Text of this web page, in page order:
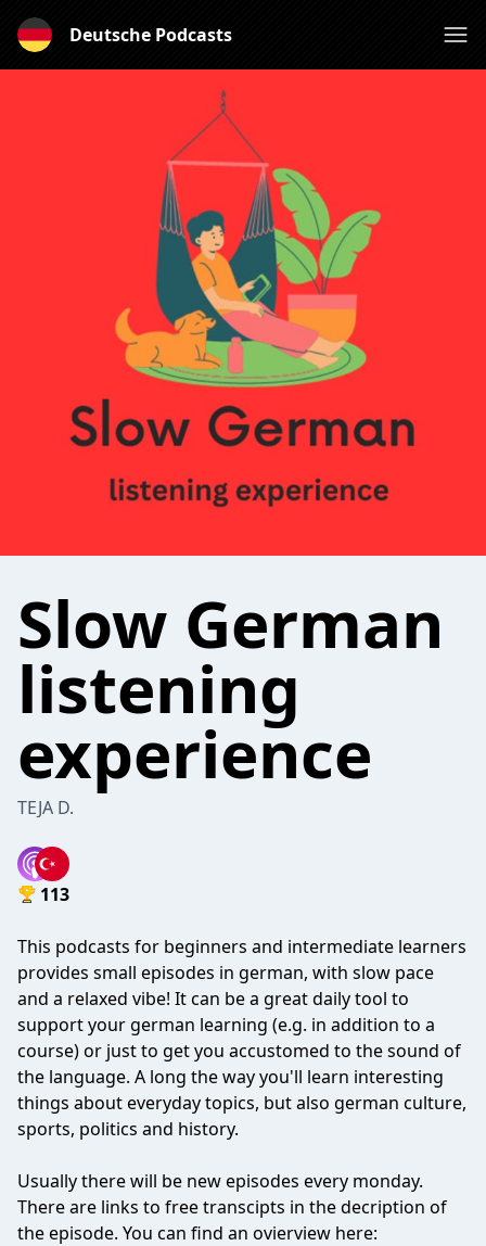
Deutsche Podcasts
Slow German
listening
experience
TEJA D.
113
This podcasts for beginners and intermediate learners
provides small episodes in german, with slow pace
and a relaxed vibe! It can be a great daily tool to
support your german learning (e.g. in addition to a
course) or just to get you accustomed to the sound of
the language. A long the way you'll learn interesting
things about everyday topics, but also german culture,
sports, politics and history.
Usually there will be new episodes every monday.
There are links to free transcipts in the decription of
the episode. You can find an ovierview here: